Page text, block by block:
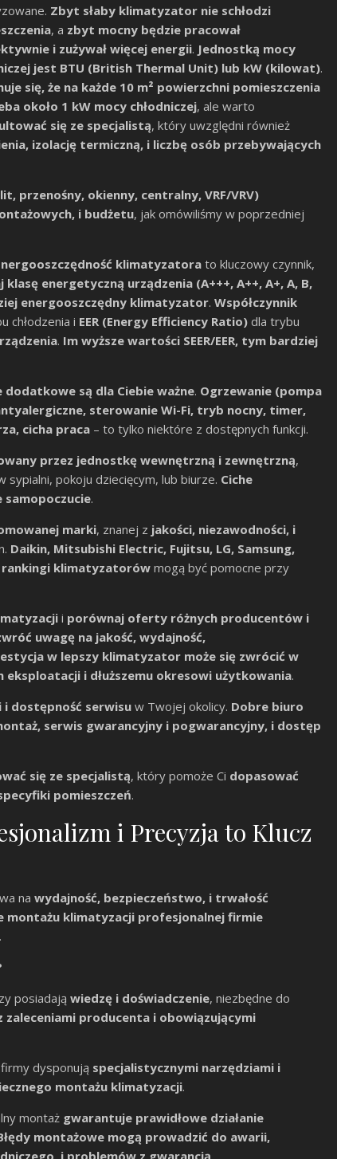
Zbyt słaby klimatyzator nie schłodzi
, a zbyt mocny będzie pracował
i zużywał więcej energii. Jednostką mocy
jest BTU (British Thermal Unit) lub kW (kilowat).
się, że na każde 10 m² powierzchni pomieszczenia
około 1 kW mocy chłodniczej, ale warto
się ze specjalistą, który uwzględni również
izolację termiczną, i liczbę osób przebywających
przenośny, okienny, centralny, VRF/VRV)
i budżetu, jak omówiliśmy w poprzedniej
klimatyzatorato kluczowy czynnik,
klasę energetyczną urządzenia (A+++, A++, A+, A, B,
energooszczędny klimatyzator. Współczynnik
chłodzenia i EER (Energy Efficiency Ratio) dla trybu
. Im wyższe wartości SEER/EER, tym bardziej
dodatkowe są dla Ciebie ważne. Ogrzewanie (pompa
sterowanie Wi-Fi, tryb nocny, timer,
cicha praca – to tylko niektóre z dostępnych funkcji.
przez jednostkę wewnętrzną i zewnętrzną,
pokoju dziecięcym, lub biurze. Ciche
.
marki, znanej z jakości, niezawodności, i
Daikin, Mitsubishi Electric, Fujitsu, LG, Samsung,
klimatyzatorówmogą być pomocne przy
i porównaj oferty różnych producentów i
uwagę na jakość, wydajność,
w lepszy klimatyzator może się zwrócić w
i dłuższemu okresowi użytkowania.
dostępność serwisu w Twojej okolicy. Dobre biuro
serwis gwarancyjny i pogwarancyjny, i dostęp
się ze specjalistą, który pomoże Ci dopasować
pomieszczeń.
i Precyzja to Klucz
na wydajność, bezpieczeństwo, i trwałość
montażu klimatyzacji profesjonalnej firmie
.
posiadają wiedzę i doświadczenie, niezbędne do
producenta i obowiązującymi
dysponują specjalistycznymi narzędziami i
montażu klimatyzacji.
montaż gwarantuje prawidłowe działanie
montażowe mogą prowadzić do awarii,
i problemów z gwarancją